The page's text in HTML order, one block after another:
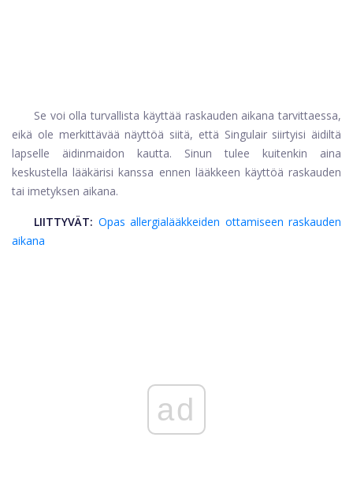
Se voi olla turvallista käyttää raskauden aikana tarvittaessa,
eikä ole merkittävää näyttöä siitä, että Singulair siirtyisi äidiltä
lapselle äidinmaidon kautta. Sinun tulee kuitenkin aina
keskustella lääkärisi kanssa ennen lääkkeen käyttöä raskauden
tai imetyksen aikana.
LIITTYVÄT: Opas allergialääkkeiden ottamiseen raskauden
aikana
ad